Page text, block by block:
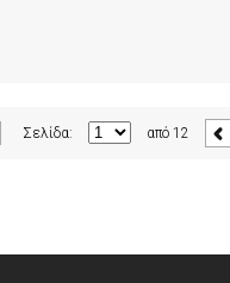
Σελίδα: από 12